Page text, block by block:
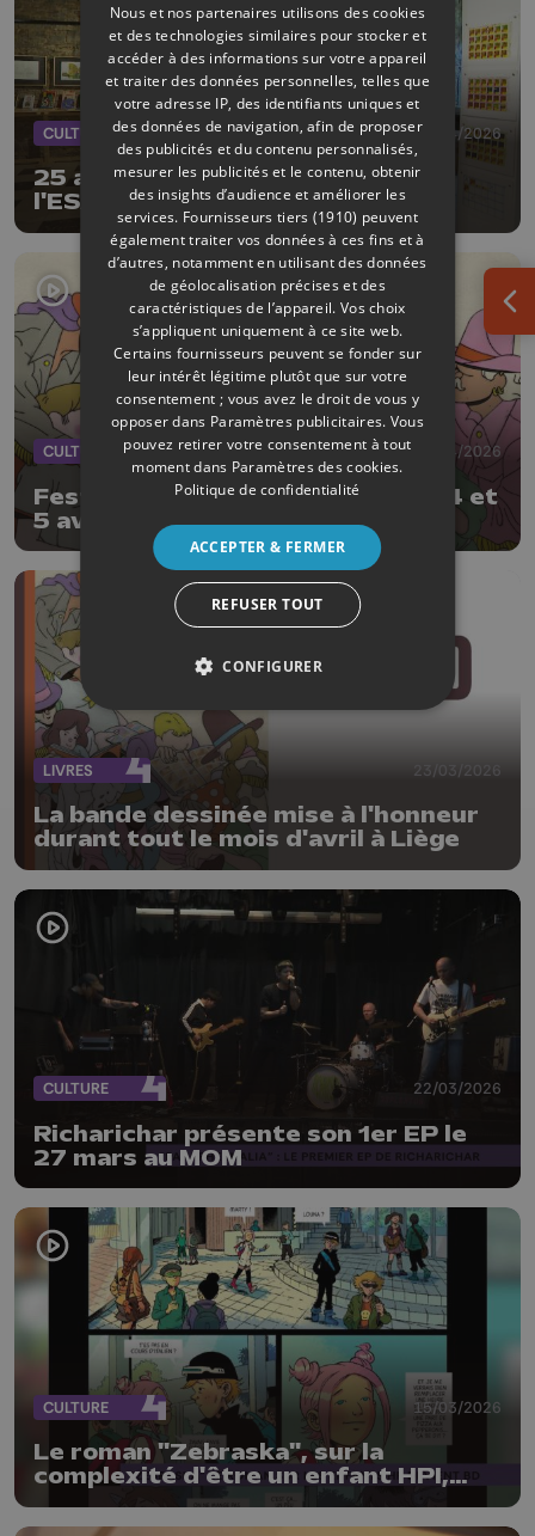
CULTURE 02/04/2026
25 ans de BD en une exposition à
l'ESA Saint-Luc Liège
CULTURE 01/04/2026
Festival LaBD : 3ème édition les 4 et
5 avril
LIVRES 23/03/2026
La bande dessinée mise à l'honneur
durant tout le mois d'avril à Liège
CULTURE 22/03/2026
Richarichar présente son 1er EP le
27 mars au MOM
CULTURE 15/03/2026
Le roman "Zebraska", sur la
complexité d'être un enfant HPI,
adapté en BD
Nous et nos partenaires utilisons des cookies
et des technologies similaires pour stocker et
accéder à des informations sur votre appareil
et traiter des données personnelles, telles que
votre adresse IP, des identifiants uniques et
des données de navigation, afin de proposer
des publicités et du contenu personnalisés,
mesurer les publicités et le contenu, obtenir
des insights d’audience et améliorer les
services. Fournisseurs tiers (1910) peuvent
également traiter vos données à ces fins et à
d’autres, notamment en utilisant des données
de géolocalisation précises et des
caractéristiques de l’appareil. Vos choix
s’appliquent uniquement à ce site web.
Certains fournisseurs peuvent se fonder sur
leur intérêt légitime plutôt que sur votre
consentement ; vous avez le droit de vous y
opposer dans Paramètres publicitaires. Vous
pouvez retirer votre consentement à tout
moment dans Paramètres des cookies.
Politique de confidentialité
ACCEPTER & FERMER
REFUSER TOUT
CONFIGURER